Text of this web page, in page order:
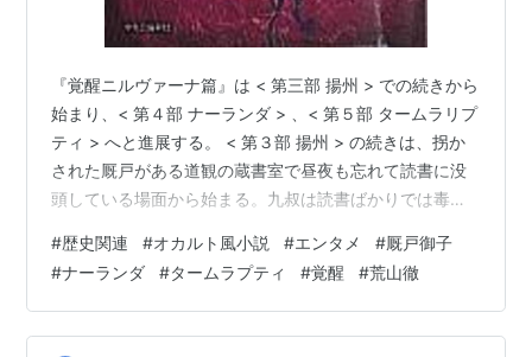
『覚醒ニルヴァーナ篇』は < 第三部 揚州 > での続きから
始まり、< 第４部 ナーランダ > 、< 第５部 タームラリプ
ティ > へと進展する。 < 第３部 揚州 > の続きは、拐か
された厩戸がある道観の蔵書室で昼夜も忘れて読書に没
頭している場面から始まる。九叔は読書ばかりでは毒気
九叔は厩戸（ここでは八耳と名告っている）の霊性を引
き出し、神仙になるべき逸材として期待していた。一
方、倍達多法師は旧友月浄住持の伯林寺にて、僧が一丸
となり読経して法力で、道教団の何処に厩戸がいるか見
#歴史関連 #オカルト風小説 #エンタメ #厩戸御子
#ナーランダ #タームラプティ #覚醒 #荒山徹